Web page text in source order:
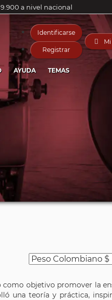
a nivel nacional
Identificarse
Registrar

AYUDA TEMAS
objetivo promover la
una teoría y práctica,